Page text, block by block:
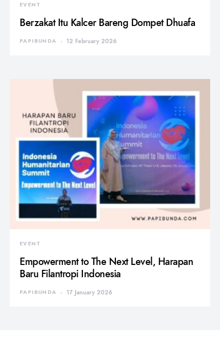
EVENT
Berzakat Itu Kalcer Bareng Dompet Dhuafa
PAPIBUNDA 12 February 2026
EVENT
Empowerment to The Next Level, Harapan
Baru Filantropi Indonesia
PAPIBUNDA 17 January 2026